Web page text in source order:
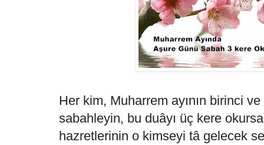
Her kim, Muharrem ayının birinci
sabahleyin, bu duâyı üç kere
hazretlerinin o kimseyi tâ gelecek